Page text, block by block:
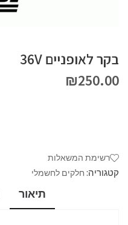
בקר לאופניים 36V
₪250.00
רשימת המשאלות
קטגוריה: חלקים לחשמלי
תיאור